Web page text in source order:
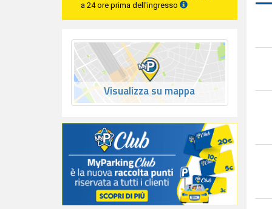
a 24 ore prima dell'ingresso
Visualizza su mappa